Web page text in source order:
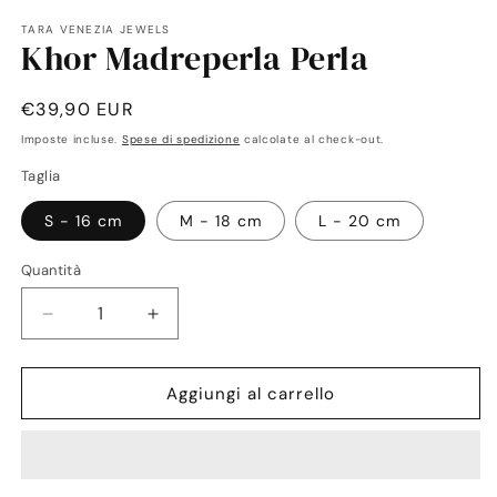
TARA VENEZIA JEWELS
Khor Madreperla Perla
Prezzo
di
€39,90 EUR
Imposte incluse. Spese di spedizione calcolate al check-out.
Taglia
S - 16 cm M - 18 cm L - 20 cm
Quantità
Quantità
Diminuisci
quantità
per
Madreperla
Aumenta
quantità
per
Khor
Madreperla
Aggiungi al carrello